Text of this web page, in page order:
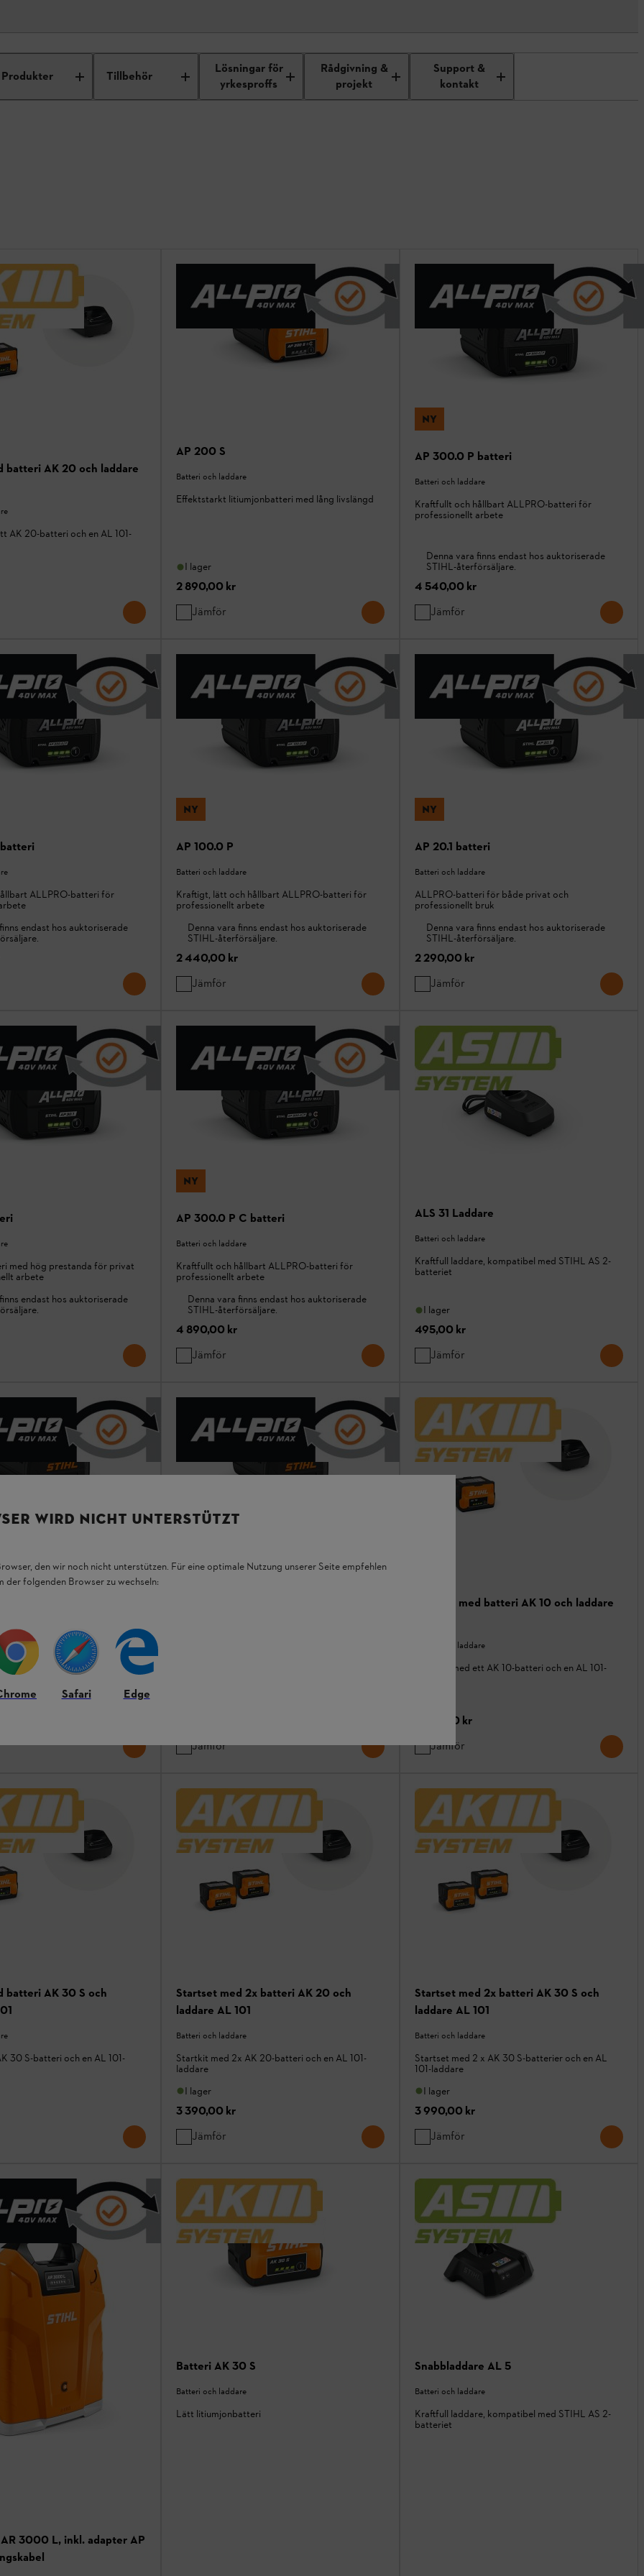
Produkter Tillbehör
Lösningar för
yrkesproffs
Rådgivning &
projekt
Support &
kontakt
batteri AK 20 och laddare
AK 20-batteri och en AL 101-
AP 200 S
Batteri och laddare
Effektstarkt litiumjonbatteri med lång livslängd
I lager
2 890,00 kr
Jämför
NY
AP 300.0 P batteri
Batteri och laddare
Kraftfullt och hållbart ALLPRO-batteri för
professionellt arbete
Denna vara finns endast hos auktoriserade
STIHL-återförsäljare.
4 540,00 kr
Jämför
ALLPRO-batteri för
endast hos auktoriserade
NY
AP 100.0 P
Batteri och laddare
Kraftigt, lätt och hållbart ALLPRO-batteri för
professionellt arbete
Denna vara finns endast hos auktoriserade
STIHL-återförsäljare.
2 440,00 kr
Jämför
NY
AP 20.1 batteri
Batteri och laddare
ALLPRO-batteri för både privat och
professionellt bruk
Denna vara finns endast hos auktoriserade
STIHL-återförsäljare.
2 290,00 kr
Jämför
med hög prestanda för privat
arbete
endast hos auktoriserade
NY
AP 300.0 P C batteri
Batteri och laddare
Kraftfullt och hållbart ALLPRO-batteri för
professionellt arbete
Denna vara finns endast hos auktoriserade
STIHL-återförsäljare.
4 890,00 kr
Jämför
ALS 31 Laddare
Batteri och laddare
Kraftfull laddare, kompatibel med STIHL AS 2-
batteriet
I lager
495,00 kr
Jämför
med lång livslängd
Jämför
Startset med batteri AK 10 och laddare
Batteri och laddare
Startset med ett AK 10-batteri och en AL 101-
1 590,00 kr
Jämför
batteri AK 30 S och
30 S-batteri och en AL 101-
Startset med 2x batteri AK 20 och
laddare AL 101
Batteri och laddare
Startkit med 2x AK 20-batteri och en AL 101-
laddare
I lager
3 390,00 kr
Jämför
Startset med 2x batteri AK 30 S och
laddare AL 101
Batteri och laddare
Startset med 2 x AK 30 S-batterier och en AL
101-laddare
I lager
3 990,00 kr
Jämför
3000 L, inkl. adapter AP
Batteri AK 30 S
Batteri och laddare
Lätt litiumjonbatteri
Snabbladdare AL 5
Batteri och laddare
Kraftfull laddare, kompatibel med STIHL AS 2-
batteriet
WIRD NICHT UNTERSTÜTZT
den wir noch nicht unterstützen. Für eine optimale Nutzung unserer Seite empfehlen
der folgenden Browser zu wechseln:
Safari Edge